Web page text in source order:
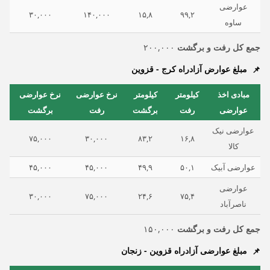
عوارضی
ساوه
۹۹,۲ ۱۵,۸ ۱۴۰,۰۰۰ ۳۰,۰۰۰
جمع کل رفت و برگشت ۲۰۰,۰۰۰
مبلغ عوارض آزادراه کرج - قزوین
مبادی اخذ
عوارضی
کیلومتر
رفت
کیلومتر
برگشت
نرخ عوارضی
رفت
نرخ عوارضی
برگشت
عوارضی نیک
کالا
۱۶,۸ ۸۳,۲ ۳۰,۰۰۰ ۷۵,۰۰۰
عوارضی آبیک ۵۰,۱ ۴۹,۹ ۴۵,۰۰۰
۴۵,۰۰۰
عوارضی
ناصرآباد
۷۵,۴ ۲۴,۶ ۷۵,۰۰۰ ۳۰,۰۰۰
جمع کل رفت و برگشت ۱۵۰,۰۰۰
مبلغ عوارضی آزادراه قزوین - زنجان